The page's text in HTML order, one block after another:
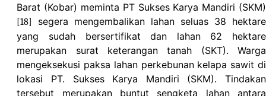
Barat (Kobar) meminta PT Sukses Karya Mandiri (SKM)
[18]
segera mengembalikan lahan seluas 38 hektare
yang sudah bersertifikat dan lahan 62 hektare
merupakan surat keterangan tanah (SKT). Warga
mengeksekusi paksa lahan perkebunan kelapa sawit di
lokasi PT. Sukses Karya Mandiri (SKM).
Tindakan
tersebut merupakan buntut sengketa lahan antara